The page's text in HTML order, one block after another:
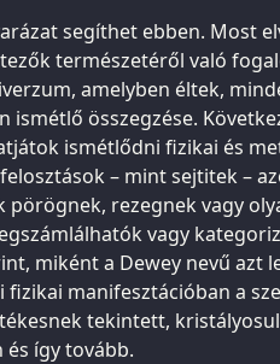
segíthet ebben. Most
természetéről való
amelyben éltek,
ismétlő összegzése.
ismétlődni fizikai és
– mint sejtitek –
pörögnek, rezegnek vagy
vagy
miként a Dewey nevű azt
manifesztációban a
tekintett,
így tovább.